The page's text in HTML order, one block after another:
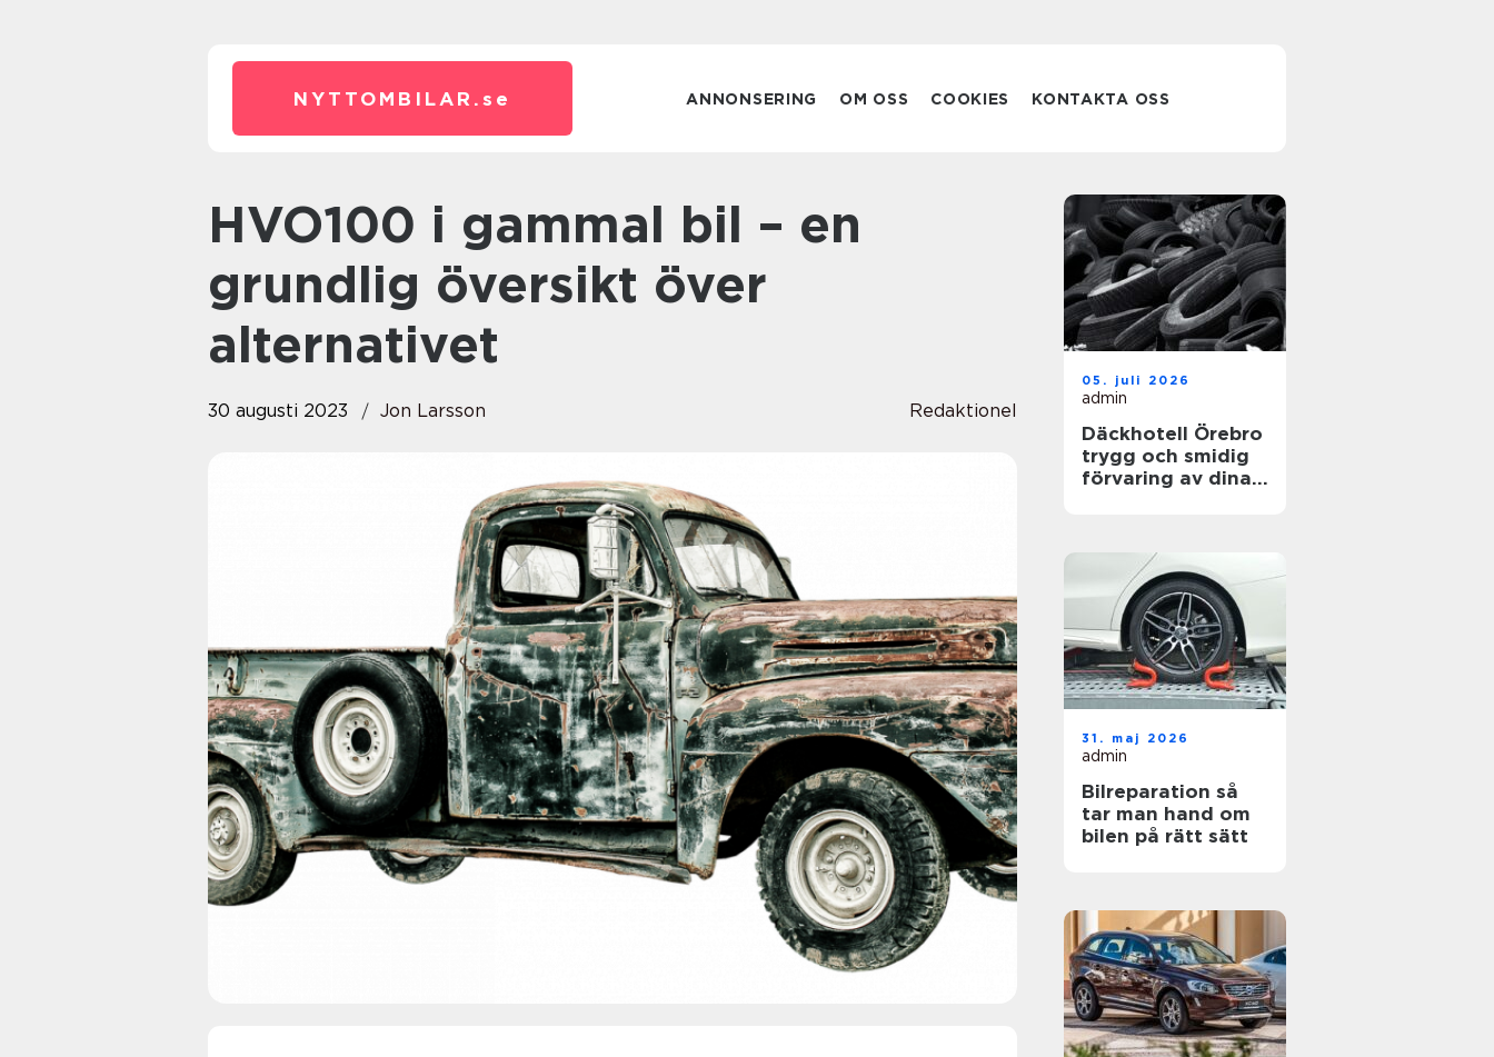
NYTTOMBILAR. se ANNONSERING OM OSS COOKIES KONTAKTA OSS
HVO100 i gammal bil – en
grundlig översikt över
alternativet
30 augusti 2023 Jon Larsson Redaktionel
05. juli 2026
admin
Däckhotell Örebro
trygg och smidig
förvaring av dina
31. maj 2026
admin
Bilreparation så
tar man hand om
bilen på rätt sätt